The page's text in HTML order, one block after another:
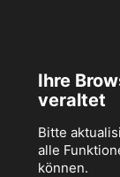
Ihre
veraltet
Bitte
alle
können.